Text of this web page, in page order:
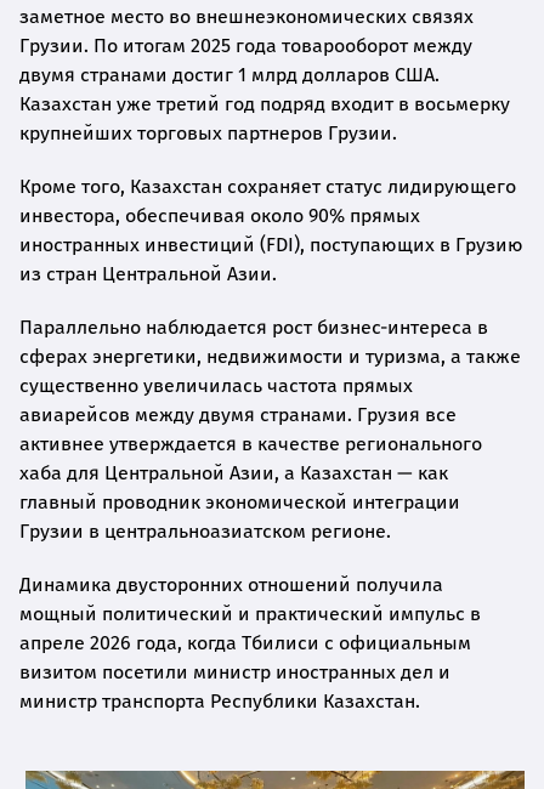
заметное место во внешнеэкономических связях
Грузии. По итогам 2025 года товарооборот между
двумя странами достиг 1 млрд долларов США.
Казахстан уже третий год подряд входит в восьмерку
крупнейших торговых партнеров Грузии.
Кроме того, Казахстан сохраняет статус лидирующего
инвестора, обеспечивая около 90% прямых
иностранных инвестиций (FDI), поступающих в Грузию
из стран Центральной Азии.
Параллельно наблюдается рост бизнес-интереса в
сферах энергетики, недвижимости и туризма, а также
существенно увеличилась частота прямых
авиарейсов между двумя странами. Грузия все
активнее утверждается в качестве регионального
хаба для Центральной Азии, а Казахстан — как
главный проводник экономической интеграции
Грузии в центральноазиатском регионе.
Динамика двусторонних отношений получила
мощный политический и практический импульс в
апреле 2026 года, когда Тбилиси с официальным
визитом посетили министр иностранных дел и
министр транспорта Республики Казахстан.